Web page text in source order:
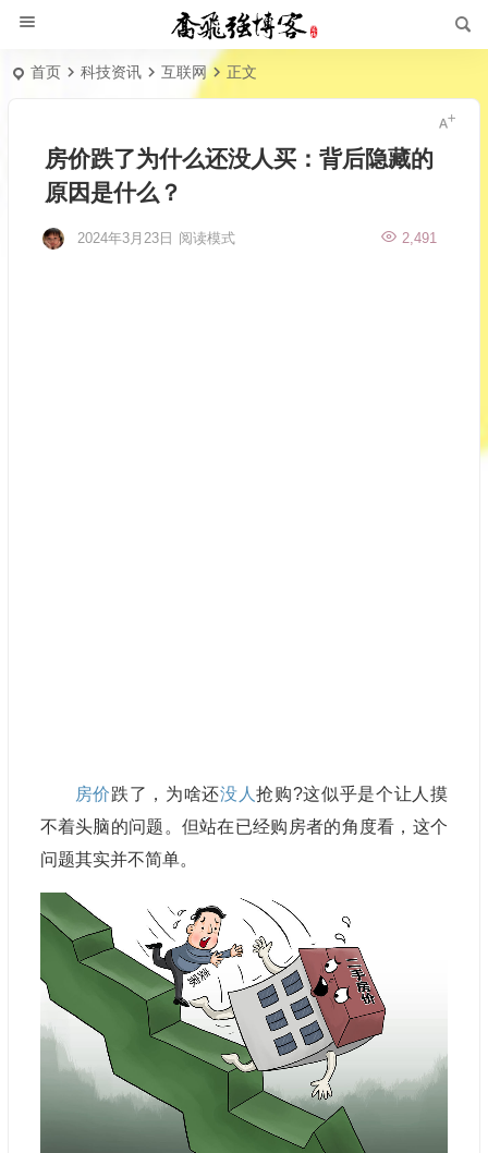
首页 科技资讯 互联网 正文
房价跌了为什么还没人买：背后隐藏的
原因是什么？
2024年3月23日 2,491
阅读模式
房价跌了，为啥还没人抢购?这似乎是个让人摸
不着头脑的问题。但站在已经购房者的角度看，这个
问题其实并不简单。